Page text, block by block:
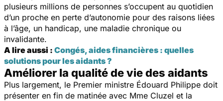
plusieurs millions de personnes s’occupent au quotidien
d’un proche en perte d’autonomie pour des raisons liées
à l’âge, un handicap, une maladie chronique ou
invalidante.
A lire aussi : Congés, aides financières : quelles
solutions pour les aidants ?
Améliorer la qualité de vie des aidants
Plus largement, le Premier ministre Édouard Philippe doit
présenter en fin de matinée avec Mme Cluzel et la